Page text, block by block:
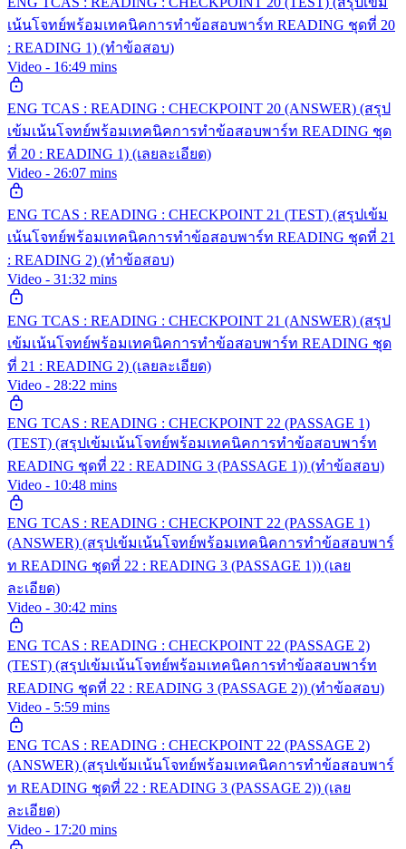
เน้นโจทย์พร้อมเทคนิคการทำข้อสอบพาร์ท READING ชุดที่ 20
: READING 1) (ทำข้อสอบ)
Video - 16:49 mins
ENG TCAS : READING : CHECKPOINT 20 (ANSWER) (สรุป
เข้มเน้นโจทย์พร้อมเทคนิคการทำข้อสอบพาร์ท READING ชุด
ที่ 20 : READING 1) (เลยละเอียด)
Video - 26:07 mins
ENG TCAS : READING : CHECKPOINT 21 (TEST) (สรุปเข้ม
เน้นโจทย์พร้อมเทคนิคการทำข้อสอบพาร์ท READING ชุดที่ 21
: READING 2) (ทำข้อสอบ)
Video - 31:32 mins
ENG TCAS : READING : CHECKPOINT 21 (ANSWER) (สรุป
เข้มเน้นโจทย์พร้อมเทคนิคการทำข้อสอบพาร์ท READING ชุด
ที่ 21 : READING 2) (เลยละเอียด)
Video - 28:22 mins
ENG TCAS : READING : CHECKPOINT 22 (PASSAGE 1)
(TEST) (สรุปเข้มเน้นโจทย์พร้อมเทคนิคการทำข้อสอบพาร์ท
READING ชุดที่ 22 : READING 3 (PASSAGE 1)) (ทำข้อสอบ)
Video - 10:48 mins
ENG TCAS : READING : CHECKPOINT 22 (PASSAGE 1)
(ANSWER) (สรุปเข้มเน้นโจทย์พร้อมเทคนิคการทำข้อสอบพาร์
ท READING ชุดที่ 22 : READING 3 (PASSAGE 1)) (เลย
ละเอียด)
Video - 30:42 mins
ENG TCAS : READING : CHECKPOINT 22 (PASSAGE 2)
(TEST) (สรุปเข้มเน้นโจทย์พร้อมเทคนิคการทำข้อสอบพาร์ท
READING ชุดที่ 22 : READING 3 (PASSAGE 2)) (ทำข้อสอบ)
Video - 5:59 mins
ENG TCAS : READING : CHECKPOINT 22 (PASSAGE 2)
(ANSWER) (สรุปเข้มเน้นโจทย์พร้อมเทคนิคการทำข้อสอบพาร์
ท READING ชุดที่ 22 : READING 3 (PASSAGE 2)) (เลย
ละเอียด)
Video - 17:20 mins